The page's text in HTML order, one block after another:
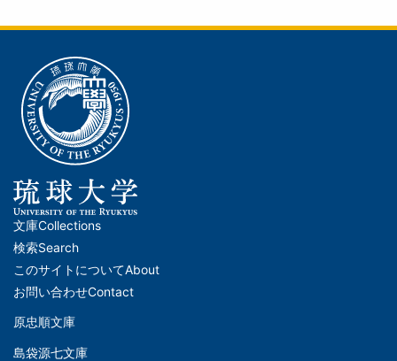
メ
イ
ン
ナ
ビ
文庫Collections
検索Search
このサイトについてAbout
お問い合わせContact
文
原忠順文庫
島袋源七文庫